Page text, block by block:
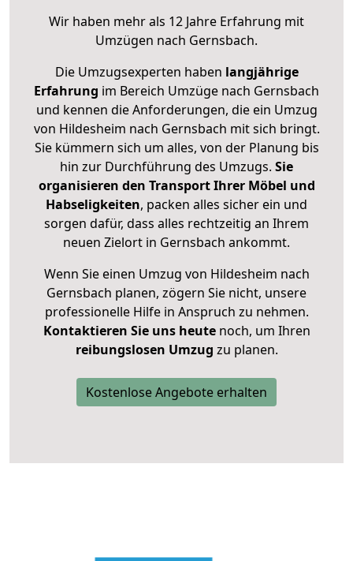
Wir haben mehr als 12 Jahre Erfahrung mit
Umzügen nach Gernsbach.
Die Umzugsexperten haben langjährige
Erfahrung im Bereich Umzüge nach Gernsbach
und kennen die Anforderungen, die ein Umzug
von Hildesheim nach Gernsbach mit sich bringt.
Sie kümmern sich um alles, von der Planung bis
hin zur Durchführung des Umzugs. Sie
organisieren den Transport Ihrer Möbel und
Habseligkeiten, packen alles sicher ein und
sorgen dafür, dass alles rechtzeitig an Ihrem
neuen Zielort in Gernsbach ankommt.
Wenn Sie einen Umzug von Hildesheim nach
Gernsbach planen, zögern Sie nicht, unsere
professionelle Hilfe in Anspruch zu nehmen.
Kontaktieren Sie uns heutenoch, um Ihren
reibungslosen Umzug zu planen.
Kostenlose Angebote erhalten